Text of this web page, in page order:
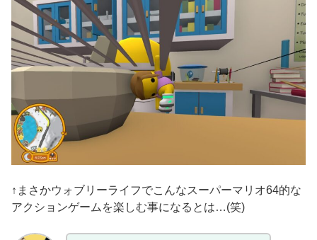
↑まさかウォブリーライフでこんなスーパーマリオ64的な
アクションゲームを楽しむ事になるとは…(笑)